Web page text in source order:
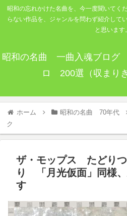
昭和の忘れかけた名曲を、今一度聞いてく
らない作品を、ジャンルを問わず紹介して
と思います。
昭和の名曲 一曲入魂ブログ
ロ 200選（収まり
ホーム 昭和の名曲 70年代
ク
ザ・モップス たどり
り 「月光仮面」同様
す